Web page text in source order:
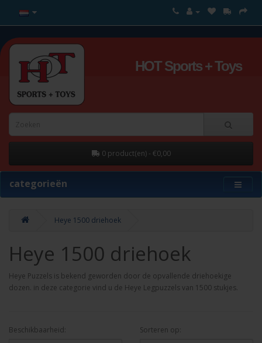
HOT Sports + Toys
0 product(en) - €0,00
categorieën
Heye 1500 driehoek
Heye 1500 driehoek
Heye Puzzels is bekend geworden door de opvallende driehoekige
dozen. in deze categorie vind u de Heye Legpuzzels van 1500 stukjes.
Beschikbaarheid: Sorteren op: